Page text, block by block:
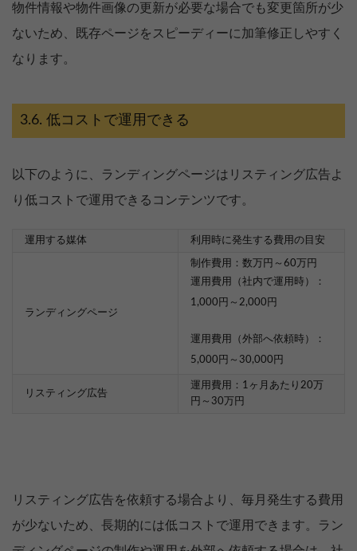
物件情報や物件画像の更新が必要な場合でも変更箇所が少
ないため、既存ページをスピーディーに加筆修正しやすく
なります。
低コストで運用できる
以下のように、ランディングページはリスティング広告よ
り低コストで運用できるコンテンツです。
運用する媒体 利用時に発生する費用の目安
ランディングページ
制作費用：数万円～60万円
運用費用（社内で運用時）：
1,000円～2,000円
運用費用（外部へ依頼時）：
5,000円～30,000円
リスティング広告
運用費用：1ヶ月あたり20万
円～30万円
リスティング広告を依頼する場合より、毎月発生する費用
が少ないため、長期的には低コストで運用できます。ラン